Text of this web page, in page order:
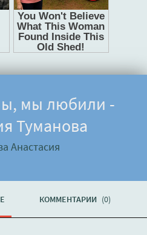
мы любили -
Туманова
Анастасия
КОММЕНТАРИИ (0)